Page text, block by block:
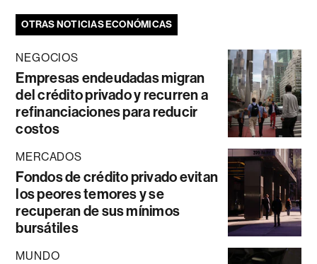
OTRAS NOTICIAS ECONÓMICAS
NEGOCIOS
Empresas endeudadas migran
del crédito privado y recurren a
refinanciaciones para reducir
costos
MERCADOS
Fondos de crédito privado evitan
los peores temores y se
recuperan de sus mínimos
bursátiles
MUNDO